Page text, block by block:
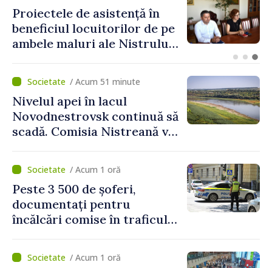
Energocom a rezervat
necesarul de electricitate
pentru astăzi: „Energia
externe continuă să fie mai
scumpă, în special în orele
de vârf”
/ Acum 51 minute
Nivelul apei în lacul
Novodnestrovsk continuă să
scadă. Comisia Nistreană va
/ Acum 1 oră
Peste 3 500 de șoferi,
documentați pentru
încălcări comise în traficul
depășit limita de viteză
/ Acum 1 oră